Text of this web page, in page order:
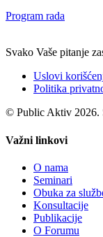
Program rada
Svako Vaše pitanje
Uslovi
Politika
© Public Aktiv 2026.
Važni linkovi
O nama
Seminari
Obuka za
Konsultacije
Publikacije
O Forumu